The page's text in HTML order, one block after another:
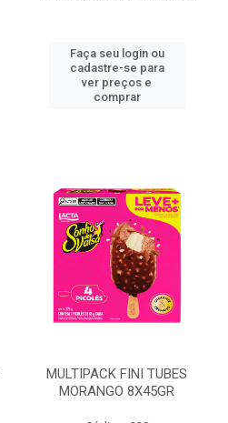
Faça seu login ou
cadastre-se para
ver preços e
comprar
MULTIPACK FINI TUBES
MORANGO 8X45GR